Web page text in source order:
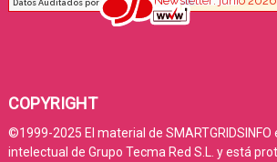
COPYRIGHT
©1999-2025 El material de SMARTGRIDSINFO
intelectual de Grupo Tecma Red S.L. y está